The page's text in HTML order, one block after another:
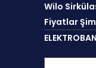
Wilo
Fiyatlar